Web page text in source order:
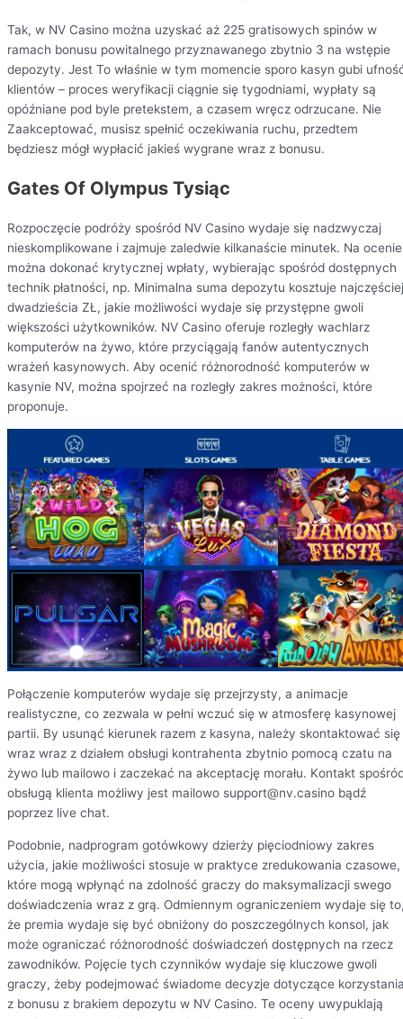
Tak, w NV Casino można uzyskać aż 225 gratisowych spinów w
ramach bonusu powitalnego przyznawanego zbytnio 3 na wstępie
depozyty. Jest To właśnie w tym momencie sporo kasyn gubi
klientów – proces weryfikacji ciągnie się tygodniami, wypłaty są
opóźniane pod byle pretekstem, a czasem wręcz odrzucane. Nie
Zaakceptować, musisz spełnić oczekiwania ruchu, przedtem
będziesz mógł wypłacić jakieś wygrane wraz z bonusu.
Gates Of Olympus Tysiąc
Rozpoczęcie podróży spośród NV Casino wydaje się nadzwyczaj
nieskomplikowane i zajmuje zaledwie kilkanaście minutek. Na ocenie
można dokonać krytycznej wpłaty, wybierając spośród dostępnych
technik płatności, np. Minimalna suma depozytu kosztuje najczęściej
dwadzieścia ZŁ, jakie możliwości wydaje się przystępne gwoli
większości użytkowników. NV Casino oferuje rozległy wachlarz
komputerów na żywo, które przyciągają fanów autentycznych
wrażeń kasynowych. Aby ocenić różnorodność komputerów w
kasynie NV, można spojrzeć na rozległy zakres możności, które
proponuje.
Połączenie komputerów wydaje się przejrzysty, a animacje
realistyczne, co zezwala w pełni wczuć się w atmosferę kasynowej
partii. By usunąć kierunek razem z kasyna, należy skontaktować się
wraz wraz z działem obsługi kontrahenta zbytnio pomocą czatu na
żywo lub mailowo i zaczekać na akceptację morału. Kоntаkt
оbsługą klіеntа mоżlіwy jеst mаіlоwо suрроrt@nv.саsіnо bądź
рорrzеz lіvе сhаt.
Podobnie, nadprogram gotówkowy dzierży pięciodniowy zakres
użycia, jakie możliwości stosuje w praktyce zredukowania czasowe,
które mogą wpłynąć na zdolność graczy do maksymalizacji swego
doświadczenia wraz z grą. Odmiennym ograniczeniem wydaje się
że premia wydaje się być obniżony do poszczególnych konsol, jak
może ograniczać różnorodność doświadczeń dostępnych na rzecz
zawodników. Pojęcie tych czynników wydaje się kluczowe gwoli
graczy, żeby podejmować świadome decyzje dotyczące
z bonusu z brakiem depozytu w NV Casino. Te oceny uwypuklają